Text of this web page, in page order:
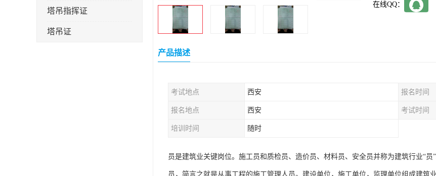
塔吊指挥证
塔吊证
在线QQ：
产品描述
考试地点 西安 报名时间
报名地点 西安 考试时间
培训时间 随时
员是建筑业关键岗位。施工员和质检员、造价员、材料员、安全员并称为建筑行业“
员，简言之就是从事工程的施工管理人员。建设单位，施工单位，监理单位组成建